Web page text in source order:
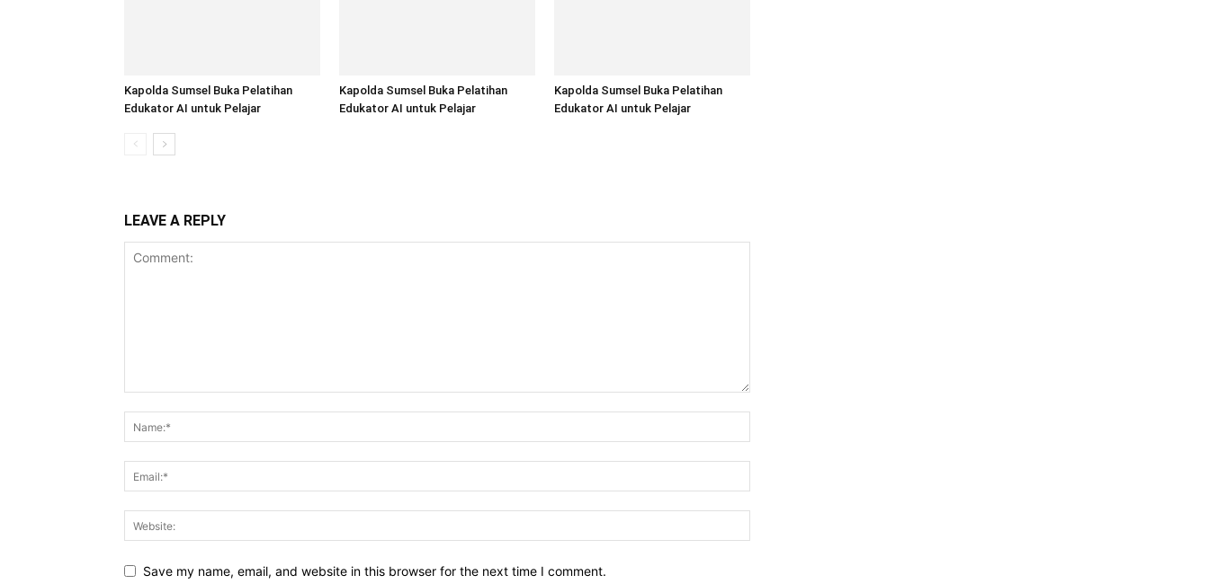
Kapolda Sumsel Buka Pelatihan
Edukator AI untuk Pelajar
Kapolda Sumsel Buka Pelatihan
Edukator AI untuk Pelajar
Kapolda Sumsel Buka Pelatihan
Edukator AI untuk Pelajar
LEAVE A REPLY
Save my name, email, and website in this browser for the next time I comment.